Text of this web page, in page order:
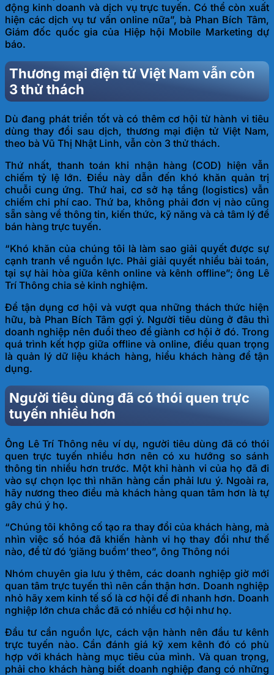
động kinh doanh và dịch vụ trực tuyến. Có thể còn xuất
hiện các dịch vụ tư vấn online nữa”, bà Phan Bích Tâm,
Giám đốc quốc gia của Hiệp hội Mobile Marketing dự
báo.
Thương mại điện tử Việt Nam vẫn còn
3 thử thách
Dù đang phát triển tốt và có thêm cơ hội từ hành vi tiêu
dùng thay đổi sau dịch, thương mại điện tử Việt Nam,
theo bà Vũ Thị Nhật Linh, vẫn còn 3 thử thách.
Thứ nhất, thanh toán khi nhận hàng (COD) hiện vẫn
chiếm tỷ lệ lớn. Điều này dẫn đến khó khăn quản trị
chuỗi cung ứng. Thứ hai, cơ sở hạ tầng (logistics) vẫn
chiếm chi phí cao. Thứ ba, không phải đơn vị nào cũng
sẵn sàng về thông tin, kiến thức, kỹ năng và cả tâm lý để
bán hàng trực tuyến.
“Khó khăn của chúng tôi là làm sao giải quyết được sự
cạnh tranh về nguồn lực. Phải giải quyết nhiều bài toán,
tại sự hài hòa giữa kênh online và kênh offline”; ông Lê
Trí Thông chia sẻ kinh nghiệm.
Để tận dụng cơ hội và vượt qua những thách thức hiện
hữu, bà Phan Bích Tâm gợi ý. Người tiêu dùng ở đâu thì
doanh nghiệp nên đuổi theo để giành cơ hội ở đó. Trong
quá trình kết hợp giữa offline và online, điều quan trọng
là quản lý dữ liệu khách hàng, hiểu khách hàng để tận
dụng.
Người tiêu dùng đã có thói quen trực
tuyến nhiều hơn
Ông Lê Trí Thông nêu ví dụ, người tiêu dùng đã có thói
quen trực tuyến nhiều hơn nên có xu hướng so sánh
thông tin nhiều hơn trước. Một khi hành vi của họ đã đi
vào sự chọn lọc thì nhãn hàng cần phải lưu ý. Ngoài ra,
hãy nương theo điều mà khách hàng quan tâm hơn là tự
gây chú ý họ.
“Chúng tôi không cố tạo ra thay đổi của khách hàng, mà
nhìn việc số hóa đã khiến hành vi họ thay đổi như thế
nào, để từ đó ‘giăng buồm’ theo”, ông Thông nói
Nhóm chuyên gia lưu ý thêm, các doanh nghiệp giờ mới
quan tâm trực tuyến thì nên cẩn thận hơn. Doanh nghiệp
nhỏ hãy xem kinh tế số là cơ hội để đi nhanh hơn. Doanh
nghiệp lớn chưa chắc đã có nhiều cơ hội như họ.
Đầu tư cần nguồn lực, cách vận hành nên đầu tư kênh
trực tuyến nào. Cần đánh giá kỹ xem kênh đó có phù
hợp với khách hàng mục tiêu của mình. Và quan trọng,
phải cho khách hàng biết doanh nghiệp đang có những